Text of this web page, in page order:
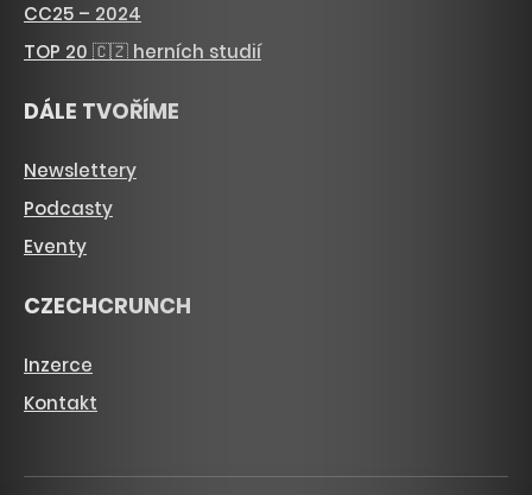
CC25 – 2024
TOP 20 🇨🇿 herních studií
DÁLE TVOŘÍME
Newslettery
Podcasty
Eventy
CZECHCRUNCH
Inzerce
Kontakt